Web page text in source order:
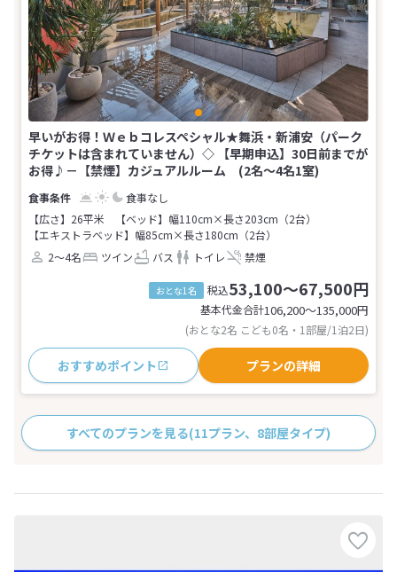
早いがお得！Ｗｅｂコレスペシャル★舞浜・新浦安（パーク
チケットは含まれていません）◇ 【早期申込】30日前までが
お得♪－【禁煙】カジュアルルーム (2名～4名1室)
食事なし
【広さ】26平米
【ベッド】幅110cm×長さ203cm（2台）
【エキストラベッド】幅85cm×長さ180cm（2台）
2～4名
ツイン バス トイレ 禁煙
おとな1名 税込53,100～67,500円
基本代金合計106,200〜135,000円
(おとな2名 こども0名・1部屋/1泊2日)
おすすめポイント プランの詳細
すべてのプランを見る(11プラン、8部屋タイプ)